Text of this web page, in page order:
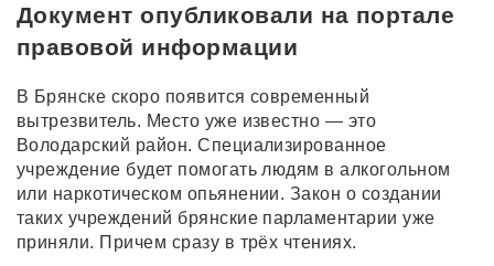
Документ опубликовали на портале
правовой информации
В Брянске скоро появится современный
вытрезвитель. Место уже известно — это
Володарский район. Специализированное
учреждение будет помогать людям в алкогольном
или наркотическом опьянении. Закон о создании
таких учреждений брянские парламентарии уже
приняли. Причем сразу в трёх чтениях.